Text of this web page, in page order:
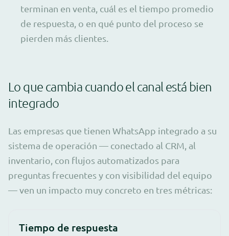
terminan en venta, cuál es el tiempo promedio
de respuesta, o en qué punto del proceso se
pierden más clientes.
Lo que cambia cuando el canal está bien
integrado
Las empresas que tienen WhatsApp integrado a su
sistema de operación — conectado al CRM, al
inventario, con flujos automatizados para
preguntas frecuentes y con visibilidad del equipo
— ven un impacto muy concreto en tres métricas:
Tiempo de respuesta